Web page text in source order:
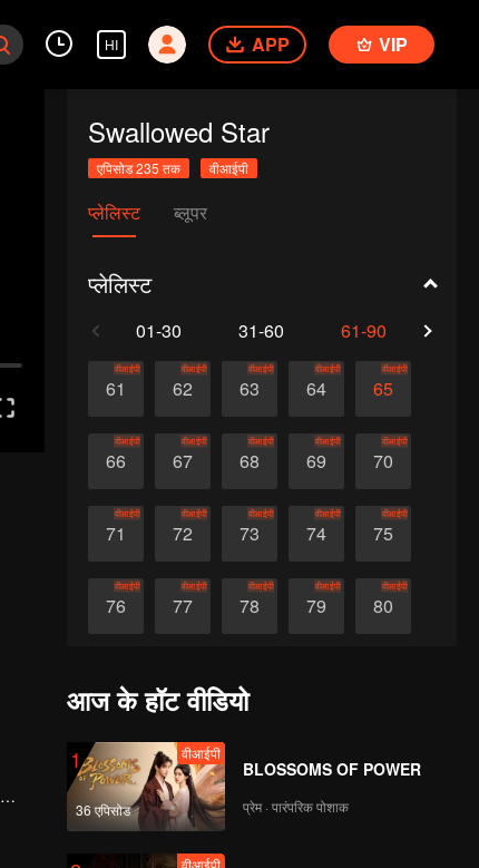
HI APP VIP
Swallowed Star
एपिसोड 235 तक वीआईपी
प्लेलिस्ट ब्लूपर
प्लेलिस्ट
01-30 31-60 61-90
61
वीआईपी
62
वीआईपी
63
वीआईपी
64
वीआईपी
65
वीआईपी
66
वीआईपी
67
वीआईपी
68
वीआईपी
69
वीआईपी
70
वीआईपी
71
वीआईपी
72
वीआईपी
73
वीआईपी
74
वीआईपी
75
वीआईपी
76
वीआईपी
77
वीआईपी
78
वीआईपी
79
वीआईपी
80
वीआईपी
86 87
आज के हॉट वीडियो
1
36 एपिसोड
वीआईपी
BLOSSOMS OF POWER
प्रेम · पारंपरिक पोशाक
वीआईपी